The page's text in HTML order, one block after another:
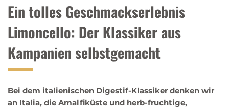
Ein tolles Geschmackserlebnis
Limoncello: Der Klassiker aus
Kampanien selbstgemacht
Bei dem italienischen Digestif-Klassiker denken wir
an Italia, die Amalfiküste und herb-fruchtige,